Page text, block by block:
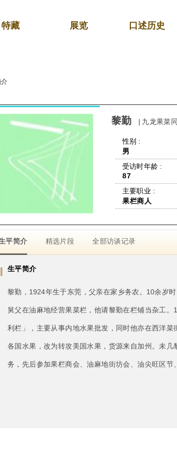
特藏 展览 口述历史
介
黎勤 | 九龙果菜
性别 :
男
受访时年龄 :
87
主要职业 :
果栏商人
平简介 精选片段 全部访谈记录
生平简介
黎勤，1924年生于东莞，父亲在家乡务农。10余岁
舅父在油麻地经营果菜栏，他请黎勤在栏铺当杂工
利栏」，主要从事内地水果批发，同时他亦在西洋
各国水果，改为转攻美国水果，货源来自加州。未
务，先后参加果栏商会、油麻地街坊会、油尖旺区节